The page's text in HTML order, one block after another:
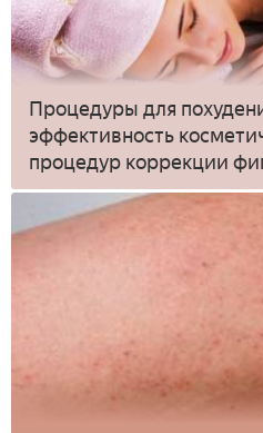
Процедуры для
эффективность
процедур коррекции